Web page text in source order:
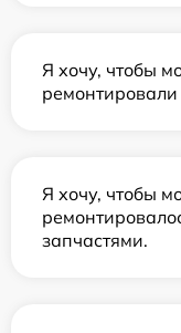
Я хочу, чтобы
Я хочу, чтобы
запчастями.